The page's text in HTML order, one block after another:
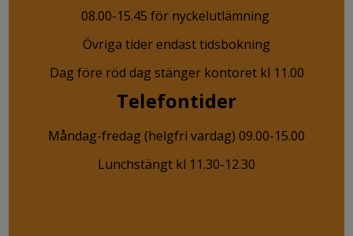
08.00-15.45 för nyckelutlämning
Övriga tider endast tidsbokning
Dag före röd dag stänger kontoret kl 11.00
Telefontider
Måndag-fredag (helgfri vardag) 09.00-15.00
Lunchstängt kl 11.30-12.30